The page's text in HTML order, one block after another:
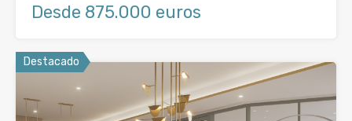
Desde 875.000 euros
Destacado